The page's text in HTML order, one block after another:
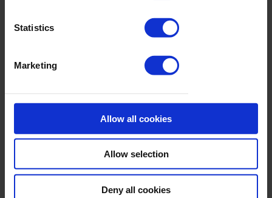
private and it will appear again
Statistics
Marketing
Allow all cookies
Allow selection
Deny all cookies
viernes, 24 de
La semana
vista por...
Diego Rubio:
de julio de 2026